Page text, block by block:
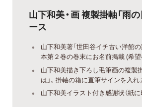
山下和美・画 複製掛軸「雨
ース
山下和美著「世田谷イチ古い洋館
本第２巻の巻末にお名前掲載 (希
山下和美描き下ろし毛筆画の複製
は」。掛軸の箱に直筆サインを入れ
山下和美イラスト付き感謝状（紙に